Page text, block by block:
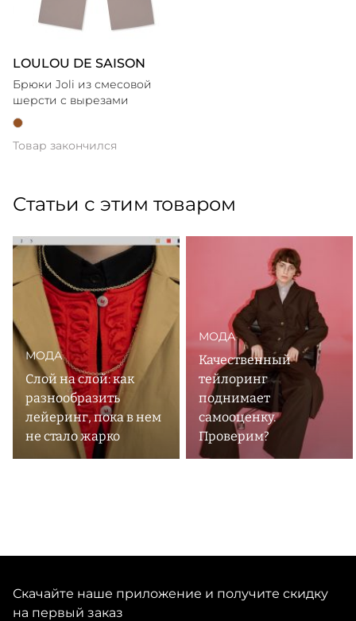
LOULOU DE SAISON
Брюки Joli из смесовой
шерсти с вырезами
Товар закончился
Статьи с этим товаром
МОДА
Слой на слой: как
разнообразить
лейеринг, пока в нем
не стало жарко
МОДА
Качественный
тейлоринг
поднимает
самооценку.
Проверим?
Скачайте наше приложение и получите скидку
на первый заказ